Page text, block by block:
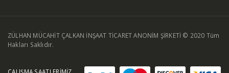
ZÜLHAN MÜCAHİT ÇALKAN İNŞAAT TİCARET ANONİM ŞİRKETİ © 2020 Tüm
Hakları Saklıdır.
ÇALIŞMA SAATLERİMİZ